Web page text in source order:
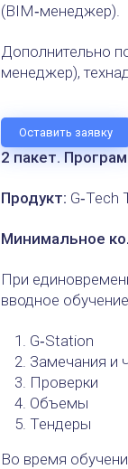
(BIM‑менеджер).
Дополнительно
менеджер),
Оставить заявку
2 пакет.
Продукт: G‑Tech
Минимальное
При
вводное
G‑Station
Замечания и
Проверки
Объемы
Тендеры
Во время